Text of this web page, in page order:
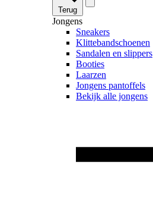
Terug
Jongens
Sneakers
Klittebandschoenen
Sandalen en slippers
Booties
Laarzen
Jongens pantoffels
Bekijk alle jongens